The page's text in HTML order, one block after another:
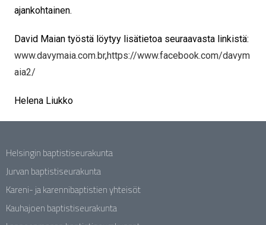
ajankohtainen.
David Maian työstä löytyy lisätietoa seuraavasta linkistä:
www.davymaia.com.br,https://www.facebook.com/davym
aia2/
Helena Liukko
Helsingin baptistiseurakunta
Jurvan baptistiseurakunta
Kareni- ja karennibaptistien yhteisöt
Kauhajoen baptistiseurakunta